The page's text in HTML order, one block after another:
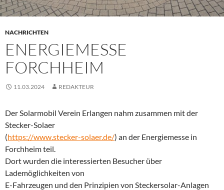
NACHRICHTEN
ENERGIEMESSE
FORCHHEIM
11.03.2024 REDAKTEUR
Der Solarmobil Verein Erlangen nahm zusammen mit der
Stecker-Solaer
(https://www.stecker-solaer.de/) an der Energiemesse in
Forchheim teil.
Dort wurden die interessierten Besucher über
Lademöglichkeiten von
E-Fahrzeugen und den Prinzipien von Steckersolar-Anlagen